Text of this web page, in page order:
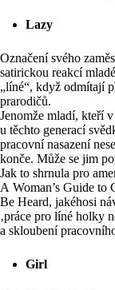
Lazy
Označení svého
satirickou reakcí
„líné“, když odmítají
prarodičů.
Jenomže mladí, kteří
u těchto generací
pracovní nasazení
konče. Může se jim
Jak to shrnula pro
A Woman’s Guide to
Be Heard, jakéhosi
‚práce pro líné holky
a skloubení
Girl